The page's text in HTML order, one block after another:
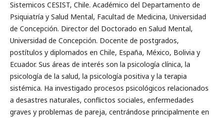
Sistemicos CESIST, Chile. Académico del Departamento de
Psiquiatría y Salud Mental, Facultad de Medicina, Universidad
de Concepción. Director del Doctorado en Salud Mental,
Universidad de Concepción. Docente de postgrados,
postítulos y diplomados en Chile, España, México, Bolivia y
Ecuador. Sus áreas de interés son la psicología clínica, la
psicología de la salud, la psicología positiva y la terapia
sistémica. Ha investigado procesos psicológicos relacionados
a desastres naturales, conflictos sociales, enfermedades
graves y problemas de pareja, centrándose principalmente en